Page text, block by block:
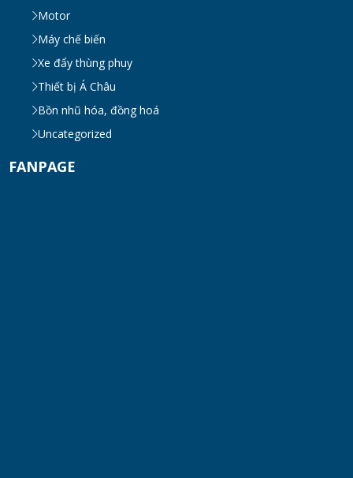
TUE 07, 2026
Máy khuấy phân bón công nghiệp 150-200
lít
Motor
Máy chế biến
Xe đẩy thùng phuy
Thiết bị Á Châu
Bồn nhũ hóa, đồng hoá
Uncategorized
FANPAGE